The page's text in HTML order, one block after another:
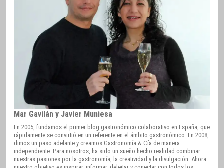
Mar Gavilán y Javier Muniesa
En 2005, fundamos el primer blog gastronómico colaborativo en España, que
rápidamente se convirtió en un referente en el ámbito gastronómico. En 2008,
dimos un paso adelante y creamos Gastronomía & Cía de manera
independiente. Para nosotros, ha sido un sueño hecho realidad combinar
nuestras pasiones por la gastronomía, la creatividad y la divulgación. Ahora